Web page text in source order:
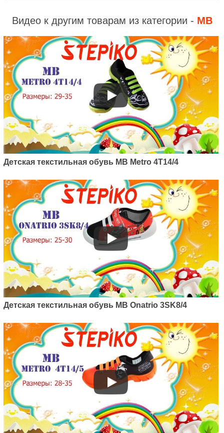
Видео к другим товарам из категории - MB
Детская текстильная обувь MB Metro 4T14/4
Детская текстильная обувь MB Onatrio 3SK8/4